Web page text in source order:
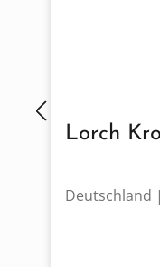
Lorch
Deutschland